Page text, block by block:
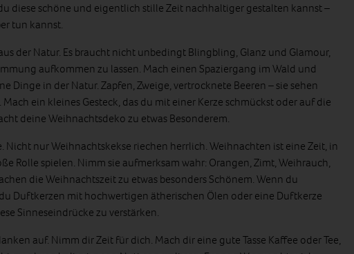
diese schöne und eigentlich stille Zeit nachhaltiger gestalten kannst –
tun kannst.
der Natur. Es braucht nicht unbedingt Blingbling, Glanz und Glamour,
aufkommen zu lassen. Mach einen Spaziergang im Wald und
Dinge in der Natur. Zapfen, Zweige, vertrocknete Beeren – sie sehen
ein kleines Gesteck, das du mit einer Kerze schmückst oder auf die
deine Weihnachtsdeko zu etwas Besonderem.
Nicht nur Weihnachtskekse riechen herrlich. Weihnachten ist eine Zeit, in
Rolle spielen. Nimm sie aufmerksam wahr: Orangen, Zimt, Weihrauch,
die Weihnachtszeit zu etwas besonders Schönem. Wenn du
Duftkerzen mit hochwertigen ätherischen Ölen oder eine Duftkerze
Sinneseindrücke zu verstärken.
auf. Nimm dir Zeit für dich. Mach dir eine gute Tasse Kaffee oder Tee,